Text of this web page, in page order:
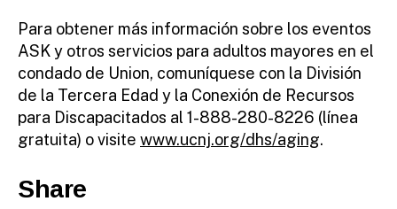
Para obtener más información sobre los eventos
ASK y otros servicios para adultos mayores en el
condado de Union, comuníquese con la División
de la Tercera Edad y la Conexión de Recursos
para Discapacitados al 1-888-280-8226 (línea
gratuita) o visite www.ucnj.org/dhs/aging.
Share